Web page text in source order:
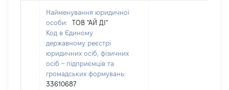
Найменування юридичної
особи:
ТОВ "АЙ ДІ"
Код в Єдиному
державному реєстрі
юридичних осіб, фізичних
осіб – підприємців та
громадських формувань:
33610687